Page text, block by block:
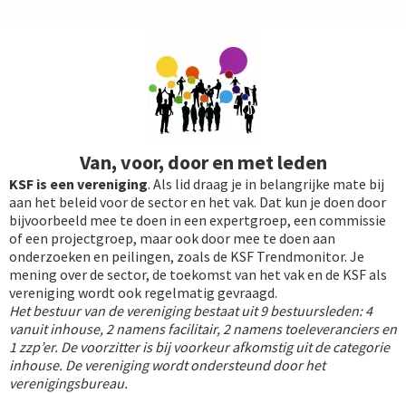
Van, voor, door en met leden
KSF is een vereniging. Als lid draag je in belangrijke mate bij
aan het beleid voor de sector en het vak. Dat kun je doen door
bijvoorbeeld mee te doen in een expertgroep, een commissie
of een projectgroep, maar ook door mee te doen aan
onderzoeken en peilingen, zoals de KSF Trendmonitor. Je
mening over de sector, de toekomst van het vak en de KSF als
vereniging wordt ook regelmatig gevraagd.
Het bestuur van de vereniging bestaat uit 9 bestuursleden: 4
vanuit inhouse, 2 namens facilitair, 2 namens toeleveranciers en
1 zzp’er. De voorzitter is bij voorkeur afkomstig uit de categorie
inhouse. De vereniging wordt ondersteund door het
verenigingsbureau.